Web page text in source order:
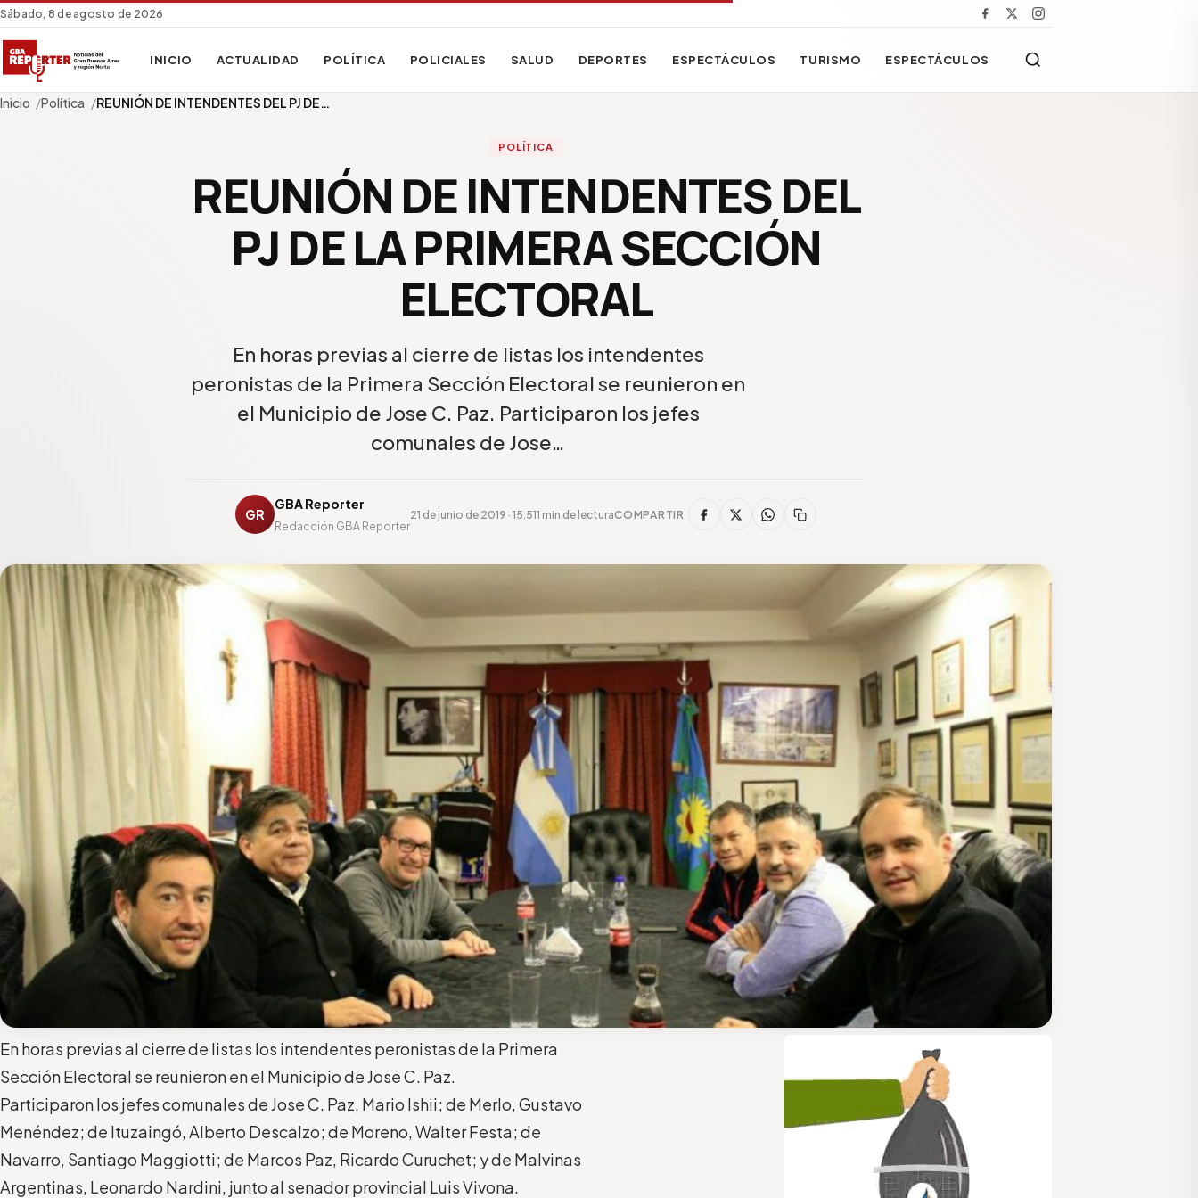
Sábado, 8 de agosto de 2026
INICIO ACTUALIDAD POLÍTICA POLICIALES SALUD DEPORTES ESPECTÁCULOS TURISMO ESPECTÁCULOS
Inicio Política REUNIÓN DE INTENDENTES DEL PJ DE…
POLÍTICA
REUNIÓN DE INTENDENTES DEL
PJ DE LA PRIMERA SECCIÓN
ELECTORAL
En horas previas al cierre de listas los intendentes
peronistas de la Primera Sección Electoral se reunieron en
el Municipio de Jose C. Paz. Participaron los jefes
comunales de Jose…
GR
GBA Reporter
Redacción GBA Reporter
21 de junio de 2019 · 15:511 min de lecturaCOMPARTIR
En horas previas al cierre de listas los intendentes peronistas de la Primera
Sección Electoral se reunieron en el Municipio de Jose C. Paz.
Participaron los jefes comunales de Jose C. Paz, Mario Ishii; de Merlo, Gustavo
Menéndez; de Ituzaingó, Alberto Descalzo; de Moreno, Walter Festa; de
Navarro, Santiago Maggiotti; de Marcos Paz, Ricardo Curuchet; y de Malvinas
Argentinas, Leonardo Nardini, junto al senador provincial Luis Vivona.